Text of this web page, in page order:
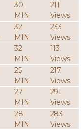
30
MIN
211
Views
32
MIN
233
Views
32
MIN
113
Views
25
MIN
217
Views
27
MIN
291
Views
28
MIN
283
Views